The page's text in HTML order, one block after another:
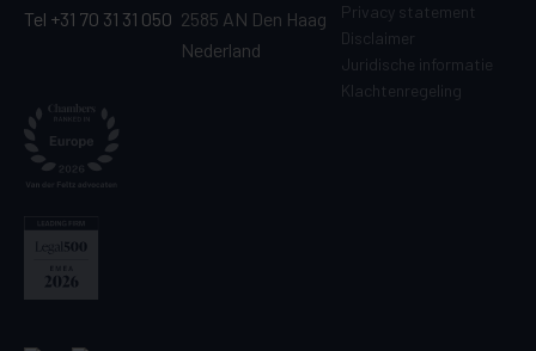
Tel +31 70 31 31 050 2585 AN Den Haag
Nederland
Privacy statement
Disclaimer
Juridische informatie
Klachtenregeling